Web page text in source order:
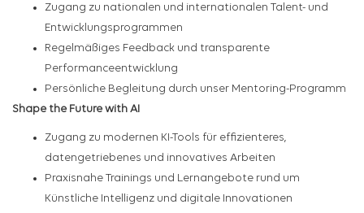
Zugang zu nationalen und internationalen Talent- und
Entwicklungsprogrammen
Regelmäßiges Feedback und transparente
Performanceentwicklung
Persönliche Begleitung durch unser Mentoring-Programm
Shape the Future with AI
Zugang zu modernen KI-Tools für effizienteres,
datengetriebenes und innovatives Arbeiten
Praxisnahe Trainings und Lernangebote rund um
Künstliche Intelligenz und digitale Innovationen